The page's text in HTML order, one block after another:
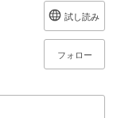
試し読み
フォロー